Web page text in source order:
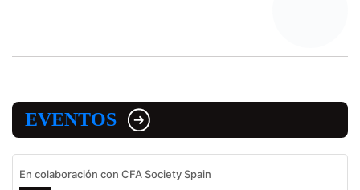
EVENTOS
En colaboración con CFA Society Spain